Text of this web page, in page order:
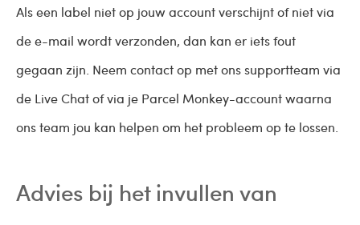
Als een label niet op jouw account verschijnt of niet via
de e-mail wordt verzonden, dan kan er iets fout
gegaan zijn. Neem contact op met ons supportteam via
de Live Chat of via je Parcel Monkey-account waarna
ons team jou kan helpen om het probleem op te lossen.
Advies bij het invullen van